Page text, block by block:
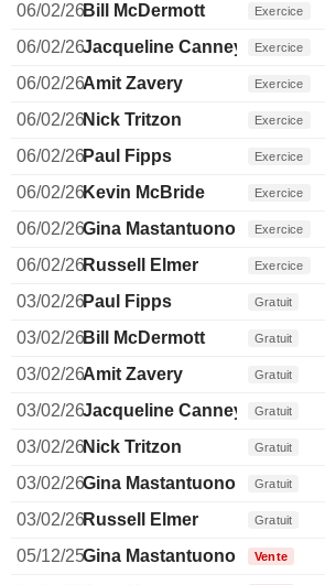
06/02/26Bill McDermott Exercice
06/02/26Jacqueline Canney Exercice
06/02/26Amit Zavery Exercice
06/02/26Nick Tritzon Exercice
06/02/26Paul Fipps Exercice
06/02/26Kevin McBride Exercice
06/02/26Gina Mastantuono Exercice
06/02/26Russell Elmer Exercice
03/02/26Paul Fipps Gratuit
03/02/26Bill McDermott Gratuit
03/02/26Amit Zavery Gratuit
03/02/26Jacqueline Canney Gratuit
03/02/26Nick Tritzon Gratuit
03/02/26Gina Mastantuono Gratuit
03/02/26Russell Elmer Gratuit
05/12/25Gina Mastantuono Vente